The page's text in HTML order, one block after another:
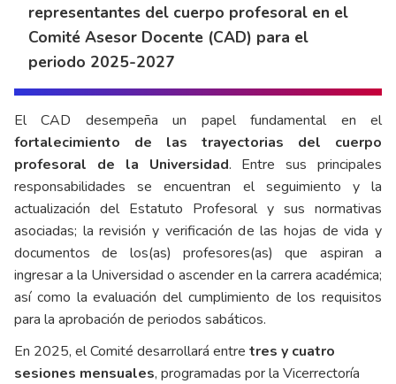
representantes del cuerpo profesoral en el
Comité Asesor Docente (CAD) para el
periodo 2025-2027
El CAD desempeña un papel fundamental en el
fortalecimiento de las trayectorias del cuerpo
profesoral de la Universidad. Entre sus principales
responsabilidades se encuentran el seguimiento y la
actualización del Estatuto Profesoral y sus normativas
asociadas; la revisión y verificación de las hojas de vida y
documentos de los(as) profesores(as) que aspiran a
ingresar a la Universidad o ascender en la carrera académica;
así como la evaluación del cumplimiento de los requisitos
para la aprobación de periodos sabáticos.
En 2025, el Comité desarrollará entre tres y cuatro
sesiones mensuales, programadas por la Vicerrectoría